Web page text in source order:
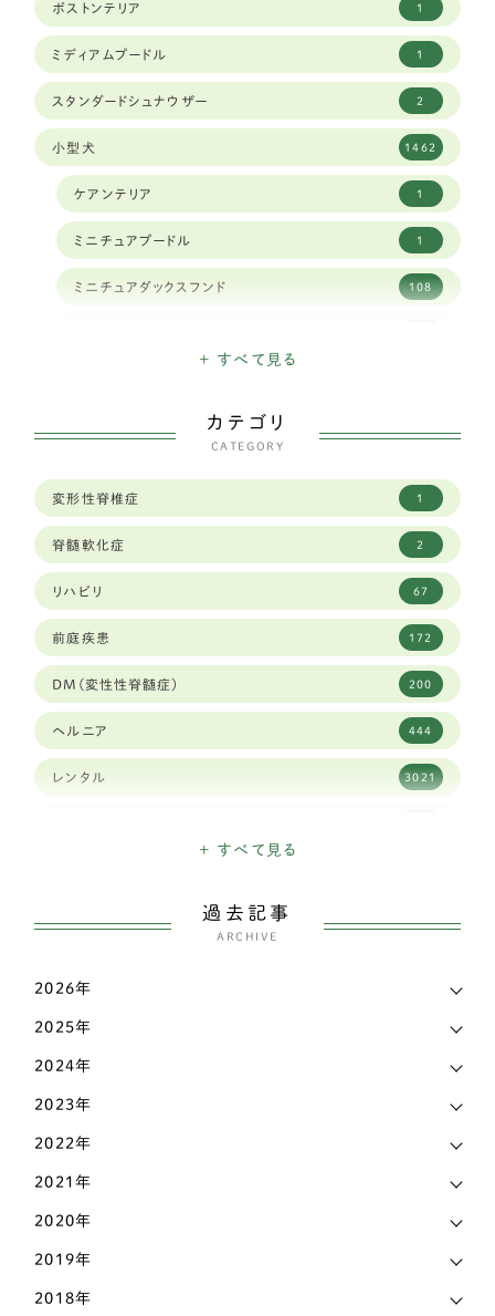
ボストンテリア 1
ミディアムプードル 1
スタンダードシュナウザー 2
小型犬 1462
ケアンテリア 1
ミニチュアプードル 1
ミニチュアダックスフンド 108
イタリアングレイハウンド
トイフォックステリア 1
カニヘンダックスフンド 7
豆柴犬 30
ブリュッセルグリフォン 1
キャバリア 59
シーズー 83
チャイニーズ・クレステッド・ドッグ
チワワ
ティーカッププードル
トイプードル
ビションフリーゼ
ペキニーズ
ポメラニアン
+ すべて見る
カテゴリ
CATEGORY
変形性脊椎症 1
脊髄軟化症 2
リハビリ 67
前庭疾患 172
DM(変性性脊髄症) 200
ヘルニア 444
レンタル 3021
マメ知識
認知症
その他
+ すべて見る
過去記事
ARCHIVE
2026年
2025年
2024年
2023年
2022年
2021年
2020年
2019年
2018年